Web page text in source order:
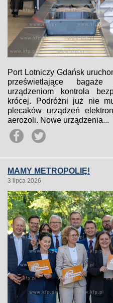
Port Lotniczy Gdańsk
prześwietlające
urządzeniom kontrola
krócej. Podróżni już nie
plecaków urządzeń
aerozoli. Nowe urządzenia...
MAMY METROPOLIĘ!
3 lipca 2026